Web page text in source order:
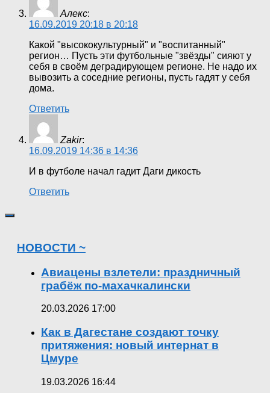
Алекс:
16.09.2019 20:18 в 20:18
Какой "высококультурный" и "воспитанный"
регион… Пусть эти футбольные "звёзды" сияют у
себя в своём деградирующем регионе. Не надо их
вывозить а соседние регионы, пусть гадят у себя
дома.
Ответить
Zakir:
16.09.2019 14:36 в 14:36
И в футболе начал гадит Даги дикость
Ответить
НОВОСТИ ~
Авиацены взлетели: праздничный
грабёж по-махачкалински
20.03.2026 17:00
Как в Дагестане создают точку
притяжения: новый интернат в
Цмуре
19.03.2026 16:44